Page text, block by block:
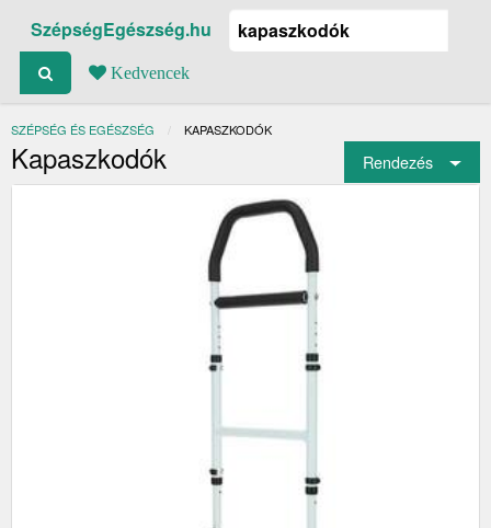
SzépségEgészség.hu
Kedvencek
SZÉPSÉG ÉS EGÉSZSÉG JELENLEGI:
KAPASZKODÓK
Kapaszkodók Rendezés